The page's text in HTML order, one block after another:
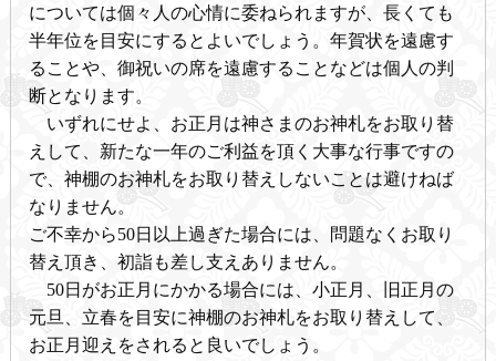
については個々人の心情に委ねられますが、長くても
半年位を目安にするとよいでしょう。年賀状を遠慮す
ることや、御祝いの席を遠慮することなどは個人の判
断となります。
いずれにせよ、お正月は神さまのお神札をお取り替
えして、新たな一年のご利益を頂く大事な行事ですの
で、神棚のお神札をお取り替えしないことは避けねば
なりません。
ご不幸から50日以上過ぎた場合には、問題なくお取り
替え頂き、初詣も差し支えありません。
50日がお正月にかかる場合には、小正月、旧正月の
元旦、立春を目安に神棚のお神札をお取り替えして、
お正月迎えをされると良いでしょう。